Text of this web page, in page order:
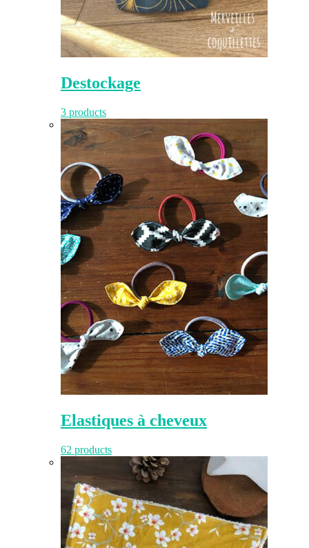
Destockage
3 products
Elastiques à cheveux
62 products